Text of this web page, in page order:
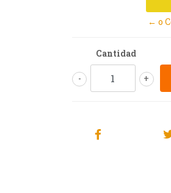
← o
Cantidad
+
-